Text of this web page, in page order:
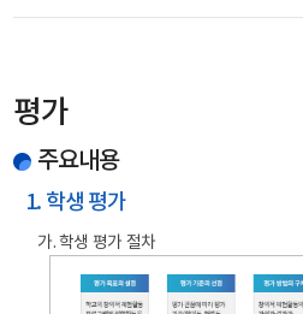
평가
주요내용
1. 학생 평가
가. 학생 평가 절차